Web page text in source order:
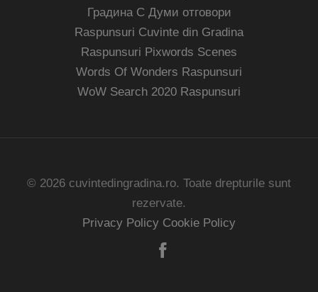
Градина С Думи отговори
Raspunsuri Cuvinte din Gradina
Raspunsuri Pixwords Scenes
Words Of Wonders Raspunsuri
WoW Search 2020 Raspunsuri
© 2026 cuvintedingradina.ro. Toate drepturile sunt
rezervate.
Privacy Policy Cookie Policy